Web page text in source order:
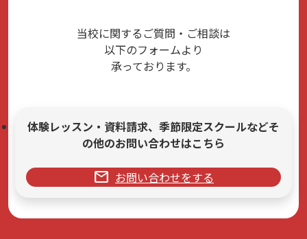
当校に関するご質問・ご相談は
以下のフォームより
承っております。
体験レッスン・資料請求、季節限定スクールなどそ
の他のお問い合わせはこちら
mail お問い合わせをする